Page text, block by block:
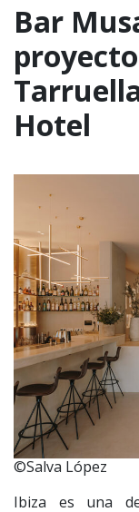
Bar
Hotel
©Salva López
Ibiza es una